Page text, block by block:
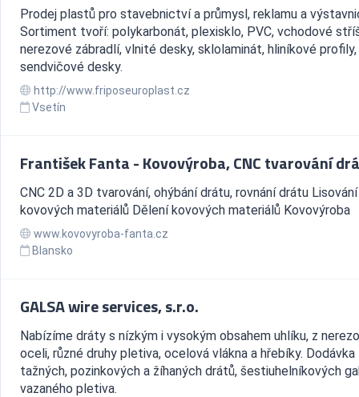
Prodej plastů pro stavebnictví a průmysl, reklamu a
Sortiment tvoří: polykarbonát, plexisklo, PVC, vchodové
nerezové zábradlí, vlnité desky, sklolaminát, hliníkové
sendvičové desky.
http://www.friposeuroplast.cz
Vsetín
František Fanta - Kovovýroba, CNC tvarování
CNC 2D a 3D tvarování, ohýbání drátu, rovnání drátu Lisování
kovových materiálů Dělení kovových materiálů Kovovýroba
www.kovovyroba-fanta.cz
Blansko
GALSA wire services, s.r.o.
Nabízíme dráty s nízkým i vysokým obsahem uhlíku, z
oceli, různé druhy pletiva, ocelová vlákna a hřebíky. Dodávka
tažných, pozinkových a žíhaných drátů, šestiuhelníkových
vazaného pletiva.